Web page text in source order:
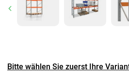
Previous
Bitte wählen Sie zuerst Ihre